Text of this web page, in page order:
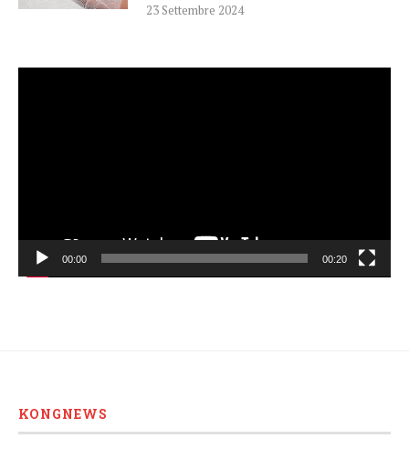
23 Settembre 2024
00:00 00:20
KONGNEWS